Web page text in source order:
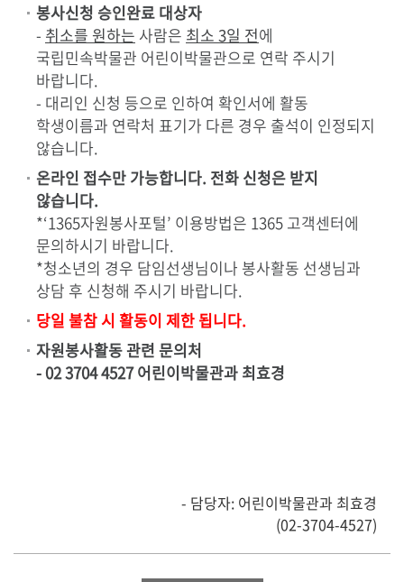
봉사신청 승인완료 대상자
- 취소를 원하는 사람은 최소 3일 전에
국립민속박물관 어린이박물관으로 연락 주시기
바랍니다.
- 대리인 신청 등으로 인하여 확인서에 활동
학생이름과 연락처 표기가 다른 경우 출석이 인정되지
않습니다.
온라인 접수만 가능합니다. 전화 신청은 받지
않습니다.
*‘1365자원봉사포털’ 이용방법은 1365 고객센터에
문의하시기 바랍니다.
*청소년의 경우 담임선생님이나 봉사활동 선생님과
상담 후 신청해 주시기 바랍니다.
당일 불참 시 활동이 제한 됩니다.
자원봉사활동 관련 문의처
- 02 3704 4527 어린이박물관과 최효경
- 담당자: 어린이박물관과 최효경
(02-3704-4527)